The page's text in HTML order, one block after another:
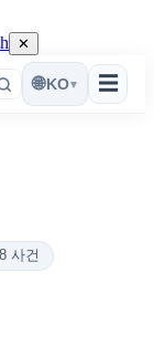
✕
☰
🌐KO▾
사건